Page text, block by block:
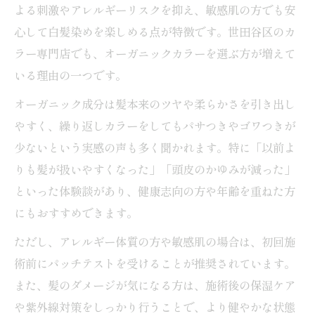
よる刺激やアレルギーリスクを抑え、敏感肌の方でも安
心して白髪染めを楽しめる点が特徴です。世田谷区のカ
ラー専門店でも、オーガニックカラーを選ぶ方が増えて
いる理由の一つです。
オーガニック成分は髪本来のツヤや柔らかさを引き出し
やすく、繰り返しカラーをしてもパサつきやゴワつきが
少ないという実感の声も多く聞かれます。特に「以前よ
りも髪が扱いやすくなった」「頭皮のかゆみが減った」
といった体験談があり、健康志向の方や年齢を重ねた方
にもおすすめできます。
ただし、アレルギー体質の方や敏感肌の場合は、初回施
術前にパッチテストを受けることが推奨されています。
また、髪のダメージが気になる方は、施術後の保湿ケア
や紫外線対策をしっかり行うことで、より健やかな状態